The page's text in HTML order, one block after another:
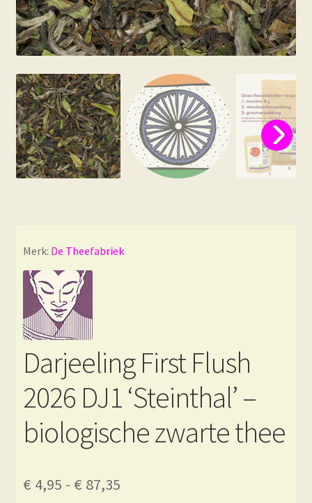
Merk: De Theefabriek
Darjeeling First Flush
2026 DJ1 ‘Steinthal’ –
biologische zwarte thee
€ 4,95 - € 87,35Prijsklasse: